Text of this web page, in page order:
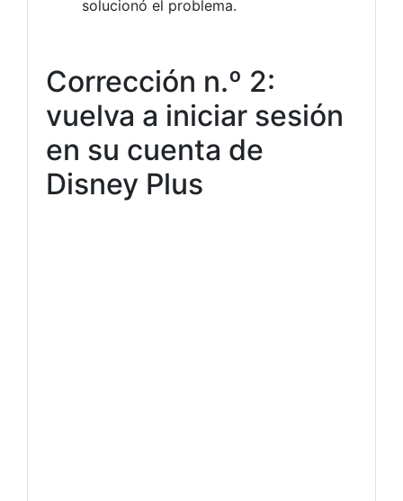
solucionó el problema.
Corrección n.º 2:
vuelva a iniciar sesión
en su cuenta de
Disney Plus